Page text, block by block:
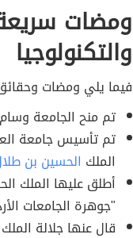
ومضات
والتكنولوجيا
فيما يلي ومضات
تم منح الجامعة
تم تأسيس جامعة
الملك الحسين بن
أطلق عليها الملك
"جوهرة الجامعات
قال عنها جلالة